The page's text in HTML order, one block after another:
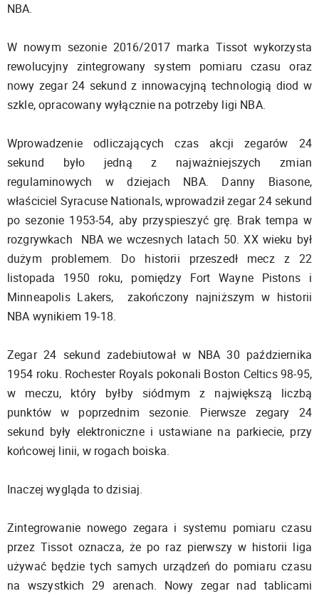
NBA.
W nowym sezonie 2016/2017 marka Tissot wykorzysta
rewolucyjny zintegrowany system pomiaru czasu oraz
nowy zegar 24 sekund z innowacyjną technologią diod w
szkle, opracowany wyłącznie na potrzeby ligi NBA.
Wprowadzenie odliczających czas akcji zegarów 24
sekund było jedną z najważniejszych zmian
regulaminowych w dziejach NBA. Danny Biasone,
właściciel Syracuse Nationals, wprowadził zegar 24 sekund
po sezonie 1953-54, aby przyspieszyć grę. Brak tempa w
rozgrywkach NBA we wczesnych latach 50. XX wieku był
dużym problemem. Do historii przeszedł mecz z 22
listopada 1950 roku, pomiędzy Fort Wayne Pistons i
Minneapolis Lakers, zakończony najniższym w historii
NBA wynikiem 19-18.
Zegar 24 sekund zadebiutował w NBA 30 października
1954 roku. Rochester Royals pokonali Boston Celtics 98-95,
w meczu, który byłby siódmym z największą liczbą
punktów w poprzednim sezonie. Pierwsze zegary 24
sekund były elektroniczne i ustawiane na parkiecie, przy
końcowej linii, w rogach boiska.
Inaczej wygląda to dzisiaj.
Zintegrowanie nowego zegara i systemu pomiaru czasu
przez Tissot oznacza, że po raz pierwszy w historii liga
używać będzie tych samych urządzeń do pomiaru czasu
na wszystkich 29 arenach. Nowy zegar nad tablicami